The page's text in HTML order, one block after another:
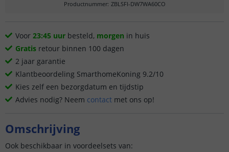
Productnummer: ZBLSFI-DW7WA60CO
Voor 23:45 uur besteld, morgen in huis
Gratis retour binnen 100 dagen
2 jaar garantie
Klantbeoordeling SmarthomeKoning 9.2/10
Kies zelf een bezorgdatum en tijdstip
Advies nodig? Neem contact met ons op!
Omschrijving
Ook beschikbaar in voordeelsets van: